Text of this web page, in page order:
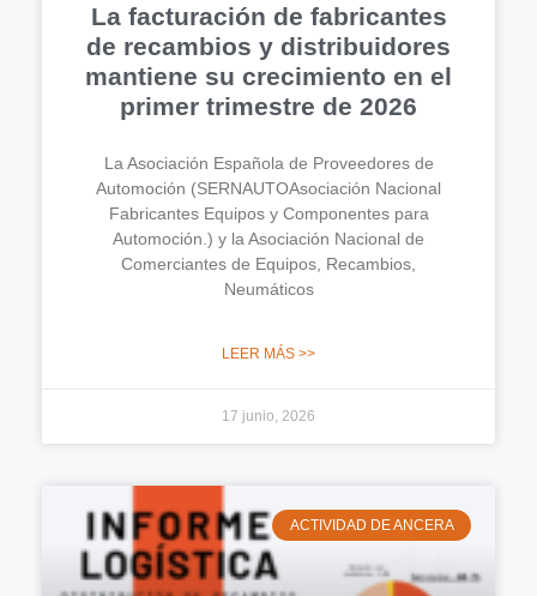
La facturación de fabricantes
de recambios y distribuidores
mantiene su crecimiento en el
primer trimestre de 2026
La Asociación Española de Proveedores de
Automoción (SERNAUTOAsociación Nacional
Fabricantes Equipos y Componentes para
Automoción.) y la Asociación Nacional de
Comerciantes de Equipos, Recambios,
Neumáticos
LEER MÁS >>
17 junio, 2026
ACTIVIDAD DE ANCERA